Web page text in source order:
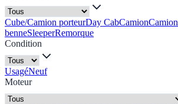
Cube/Camion porteurDay CabCamionCamion
benneSleeperRemorque
Condition
UsagéNeuf
Moteur